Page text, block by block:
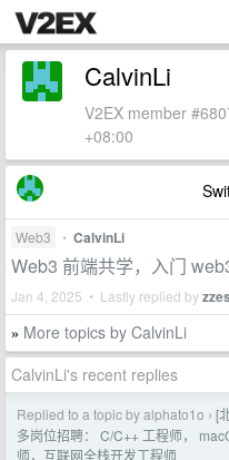
CalvinLi
V2EX member
+08:00
Web3 • CalvinLi
Web3 前端共学，入门
Jan 4, 2025 • Lastly replied by
» More topics by CalvinLi
CalvinLi's recent replies
Replied to a topic by alphato1o › [
多岗位招聘： C/C++ 工程师，
师，互联网全栈开发工程师